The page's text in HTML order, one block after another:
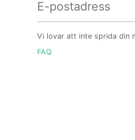
Vi lovar att inte sprida din
FAQ